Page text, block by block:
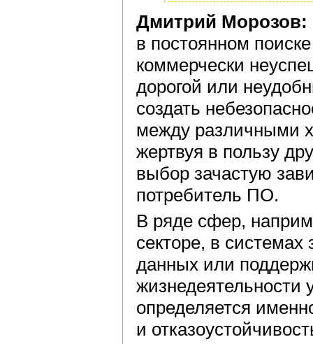
Дмитрий Морозов:
в постоянном
коммерчески
дорогой или
создать
между различными
жертвуя в пользу
выбор зачастую
потребитель ПО.
В ряде сфер,
секторе, в
данных или
жизнедеятельности
определяется
и